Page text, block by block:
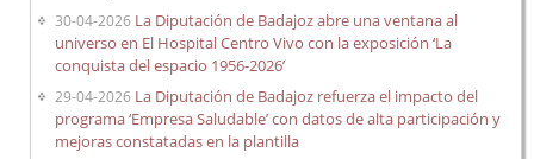
30-04-2026 La Diputación de Badajoz abre una ventana al
universo en El Hospital Centro Vivo con la exposición ‘La
conquista del espacio 1956-2026’
29-04-2026 La Diputación de Badajoz refuerza el impacto del
programa ‘Empresa Saludable’ con datos de alta participación y
mejoras constatadas en la plantilla